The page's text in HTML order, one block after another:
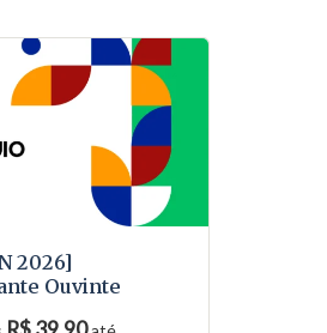
2026]
Ouvinte